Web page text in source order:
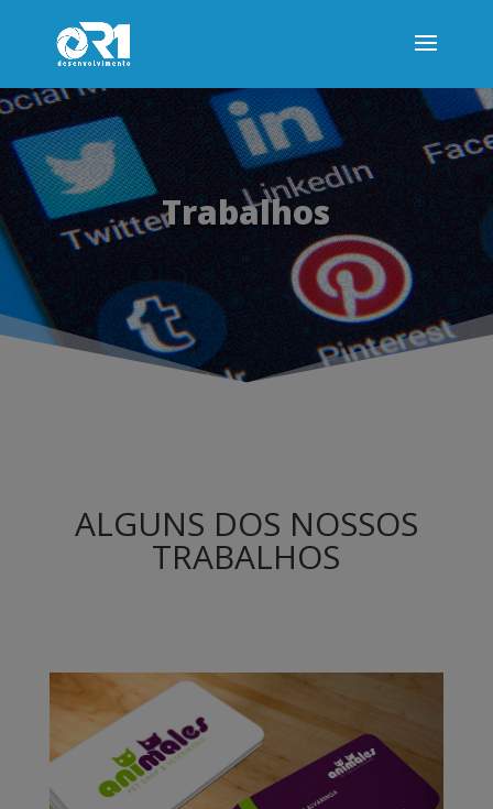
Trabalhos
ALGUNS DOS NOSSOS
TRABALHOS